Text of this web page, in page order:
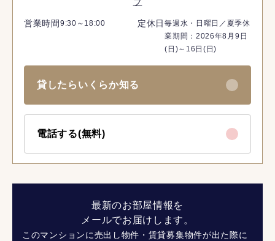
プ
営業時間 9:30～18:00 定休日毎週水・日曜日／夏季休
業期間：2026年8月9日
(日)～16日(日)
貸したらいくらか知る
電話する(無料)
最新のお部屋情報を
メールでお届けします。
このマンションに売出し物件・賃貸募集物件が出た際に